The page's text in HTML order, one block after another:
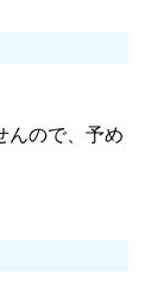
んので、予め